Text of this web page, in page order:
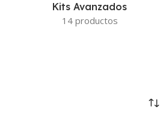
Kits Avanzados
14 productos